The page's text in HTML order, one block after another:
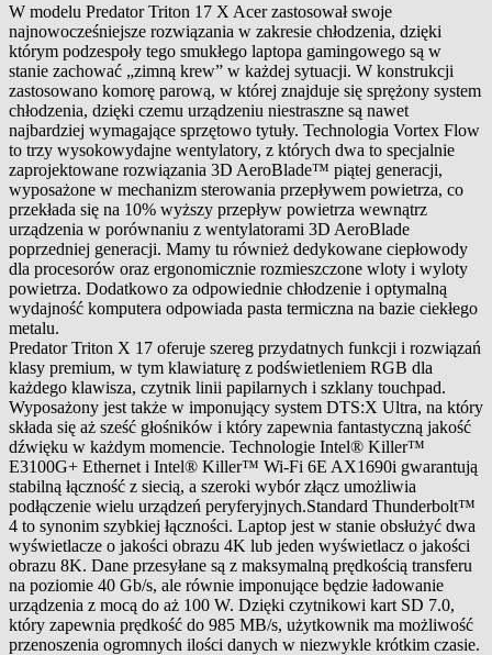
W modelu Predator Triton 17 X Acer zastosował swoje
najnowocześniejsze rozwiązania w zakresie chłodzenia, dzięki
którym podzespoły tego smukłego laptopa gamingowego są w
stanie zachować „zimną krew” w każdej sytuacji. W konstrukcji
zastosowano komorę parową, w której znajduje się sprężony system
chłodzenia, dzięki czemu urządzeniu niestraszne są nawet
najbardziej wymagające sprzętowo tytuły. Technologia Vortex Flow
to trzy wysokowydajne wentylatory, z których dwa to specjalnie
zaprojektowane rozwiązania 3D AeroBlade™ piątej generacji,
wyposażone w mechanizm sterowania przepływem powietrza, co
przekłada się na 10% wyższy przepływ powietrza wewnątrz
urządzenia w porównaniu z wentylatorami 3D AeroBlade
poprzedniej generacji. Mamy tu również dedykowane ciepłowody
dla procesorów oraz ergonomicznie rozmieszczone wloty i wyloty
powietrza. Dodatkowo za odpowiednie chłodzenie i optymalną
wydajność komputera odpowiada pasta termiczna na bazie ciekłego
metalu.
Predator Triton X 17 oferuje szereg przydatnych funkcji i rozwiązań
klasy premium, w tym klawiaturę z podświetleniem RGB dla
każdego klawisza, czytnik linii papilarnych i szklany touchpad.
Wyposażony jest także w imponujący system DTS:X Ultra, na który
składa się aż sześć głośników i który zapewnia fantastyczną jakość
dźwięku w każdym momencie. Technologie Intel® Killer™
E3100G+ Ethernet i Intel® Killer™ Wi-Fi 6E AX1690i gwarantują
stabilną łączność z siecią, a szeroki wybór złącz umożliwia
podłączenie wielu urządzeń peryferyjnych.Standard Thunderbolt™
4 to synonim szybkiej łączności. Laptop jest w stanie obsłużyć dwa
wyświetlacze o jakości obrazu 4K lub jeden wyświetlacz o jakości
obrazu 8K. Dane przesyłane są z maksymalną prędkością transferu
na poziomie 40 Gb/s, ale równie imponujące będzie ładowanie
urządzenia z mocą do aż 100 W. Dzięki czytnikowi kart SD 7.0,
który zapewnia prędkość do 985 MB/s, użytkownik ma możliwość
przenoszenia ogromnych ilości danych w niezwykle krótkim czasie.